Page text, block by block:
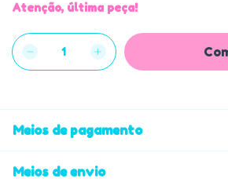
Atenção, última peça!
Meios de pagamento
Meios de envio